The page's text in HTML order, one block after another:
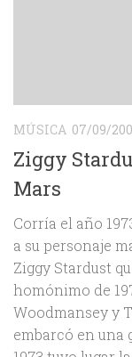
MÚSICA 07/09/
Ziggy
Mars
Corría el año
a su personaje
Ziggy Stardust
homónimo de
Woodmansey y
embarcó en una